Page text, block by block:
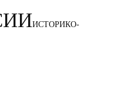
ИСТОРИКО-